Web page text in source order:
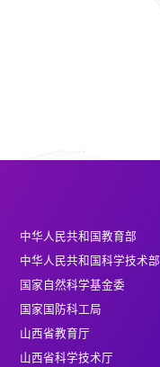
中华人民共和国教育部
中华人民共和国科学技术部
国家自然科学基金委
国家国防科工局
山西省教育厅
山西省科学技术厅